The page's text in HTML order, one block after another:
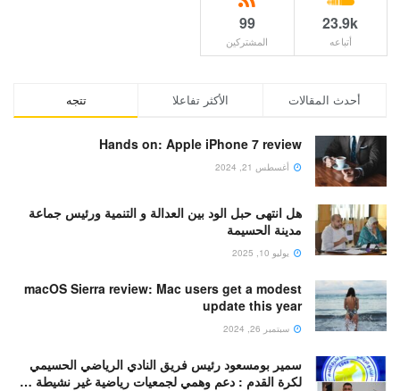
23.9k
أتباعه
99
المشتركين
تتجه الأكثر تفاعلا أحدث المقالات
Hands on: Apple iPhone 7 review
أغسطس 21, 2024
هل انتهى حبل الود بين العدالة و التنمية ورئيس جماعة
مدينة الحسيمة
يوليو 10, 2025
macOS Sierra review: Mac users get a modest
update this year
سبتمبر 26, 2024
سمير بومسعود رئيس فريق النادي الرياضي الحسيمي
لكرة القدم : دعم وهمي لجمعيات رياضية غير نشيطة …